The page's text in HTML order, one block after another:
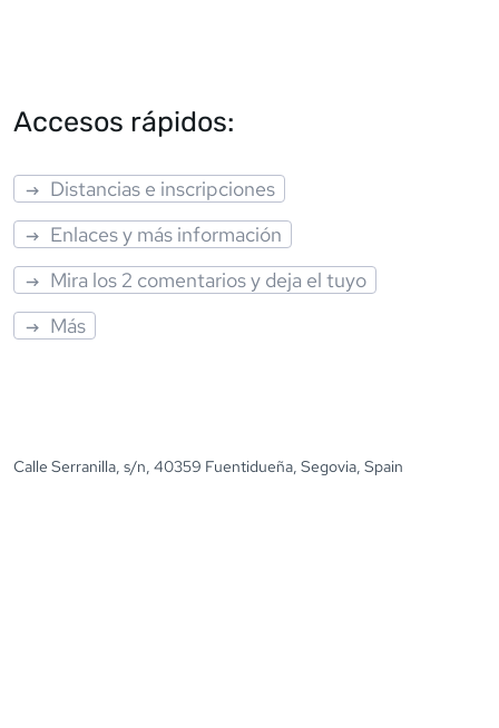
Accesos rápidos:
Distancias e inscripciones
Enlaces y más información
Mira los 2 comentarios y deja el tuyo
Más
Calle Serranilla, s/n, 40359 Fuentidueña, Segovia, Spain